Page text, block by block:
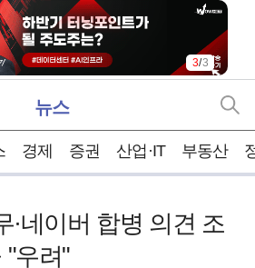
3/3
뉴스
경제 증권 산업·IT 부동산
·네이버 합병 의견 조
우려"